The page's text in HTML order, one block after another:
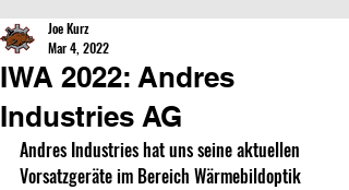
IWA 2022: Andres
Industries AG
Joe Kurz
Mar 4, 2022
Andres Industries hat uns seine aktuellen
Vorsatzgeräte im Bereich Wärmebildoptik